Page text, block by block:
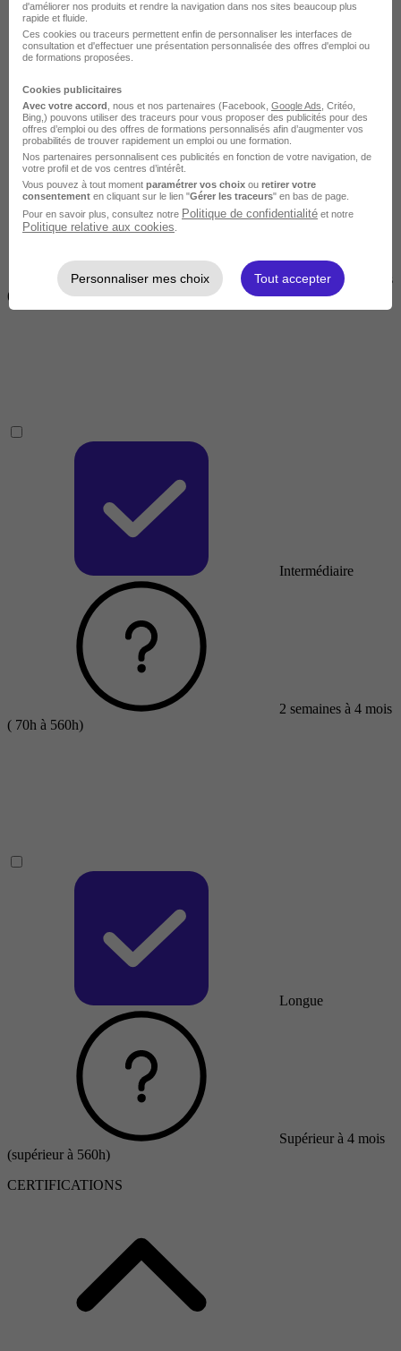
Courte
2 jours à 2 semaines
(14h à 70h)
Intermédiaire
2 semaines à 4 mois
( 70h à 560h)
Longue
Supérieur à 4 mois
(supérieur à 560h)
CERTIFICATIONS
d'améliorer nos produits et rendre la navigation dans nos sites beaucoup plus
rapide et fluide.
Ces cookies ou traceurs permettent enfin de personnaliser les interfaces de
consultation et d'effectuer une présentation personnalisée des offres d'emploi ou
de formations proposées.
Cookies publicitaires
Avec votre accord , nous et nos partenaires (Facebook, Google Ads , Critéo,
Bing,) pouvons utiliser des traceurs pour vous proposer des publicités pour des
offres d’emploi ou des offres de formations personnalisés afin d’augmenter vos
probabilités de trouver rapidement un emploi ou une formation.
Nos partenaires personnalisent ces publicités en fonction de votre navigation, de
votre profil et de vos centres d’intérêt.
Vous pouvez à tout moment paramétrer vos choix ou retirer votre
consentement en cliquant sur le lien "Gérer les traceurs" en bas de page.
Pour en savoir plus, consultez notre Politique de confidentialité et notre
Politique relative aux cookies
Personnaliser mes choix Tout accepter